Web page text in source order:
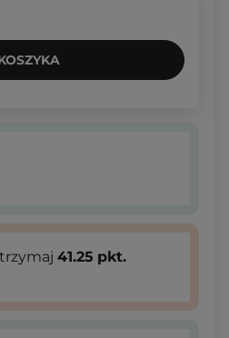
41.25 pkt.